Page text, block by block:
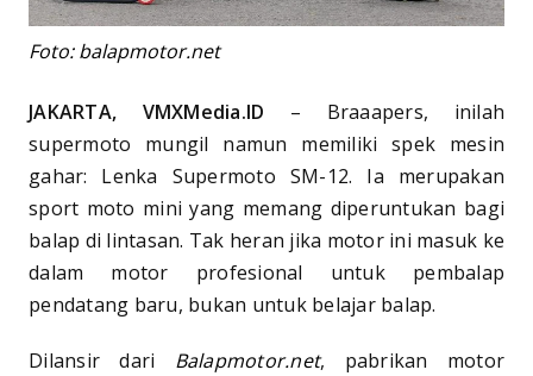
Foto: balapmotor.net
JAKARTA, VMXMedia.ID – Braaapers, inilah
supermoto mungil namun memiliki spek mesin
gahar: Lenka Supermoto SM-12. Ia merupakan
sport moto mini yang memang diperuntukan bagi
balap di lintasan. Tak heran jika motor ini masuk ke
dalam motor profesional untuk pembalap
pendatang baru, bukan untuk belajar balap.
Dilansir dari Balapmotor.net, pabrikan motor